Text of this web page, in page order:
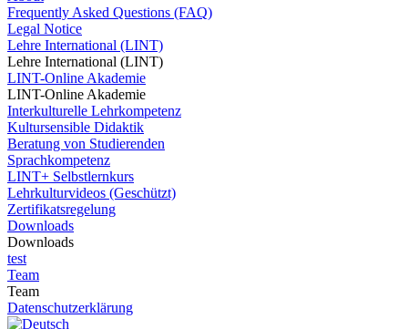
Frequently Asked Questions (FAQ)
Legal Notice
Lehre International (LINT)
Lehre International (LINT)
LINT-Online Akademie
LINT-Online Akademie
Interkulturelle Lehrkompetenz
Kultursensible Didaktik
Beratung von Studierenden
Sprachkompetenz
LINT+ Selbstlernkurs
Lehrkulturvideos (Geschützt)
Zertifikatsregelung
Downloads
Downloads
test
Team
Team
Datenschutzerklärung